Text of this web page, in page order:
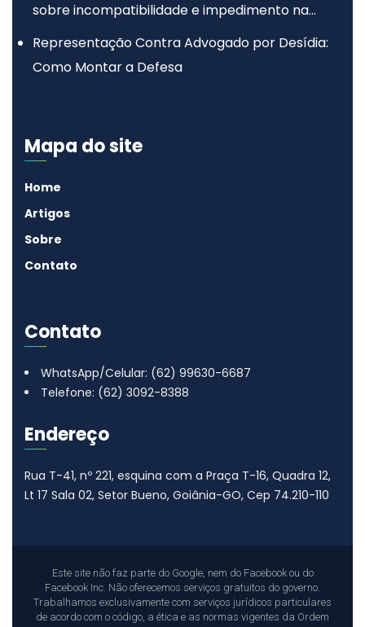
sobre incompatibilidade e impedimento na
advocacia
Representação Contra Advogado por Desídia:
Como Montar a Defesa
Mapa do site
Home
Artigos
Sobre
Contato
Contato
WhatsApp/Celular: (62) 99630-6687
Telefone: (62) 3092-8388
Endereço
Rua T-41, nº 221, esquina com a Praça T-16, Quadra 12,
Lt 17 Sala 02, Setor Bueno, Goiânia-GO, Cep 74.210-110
Este site não faz parte do Google, nem do Facebook ou do
Facebook Inc. Não oferecemos serviços gratuitos do governo.
Trabalhamos exclusivamente com serviços jurídicos particulares
de acordo com o código, a ética e as normas vigentes da Ordem